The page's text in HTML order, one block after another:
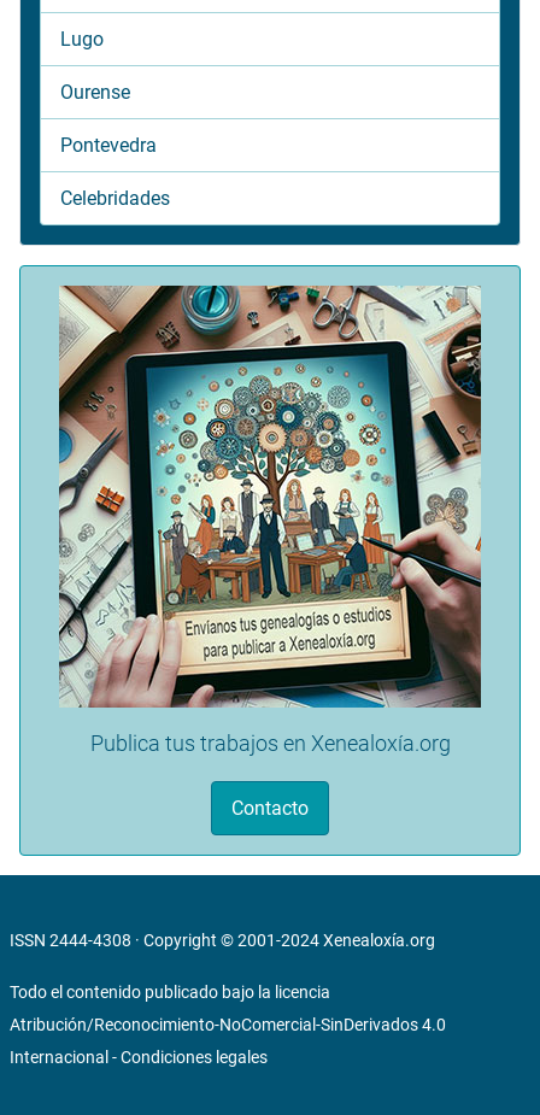
Lugo
Ourense
Pontevedra
Celebridades
Publica tus trabajos en Xenealoxía.org
Contacto
ISSN 2444-4308 · Copyright © 2001-2024Xenealoxía.org
Todo el contenido publicado bajo la licencia
Atribución/Reconocimiento-NoComercial-SinDerivados 4.0
Internacional -Condiciones legales